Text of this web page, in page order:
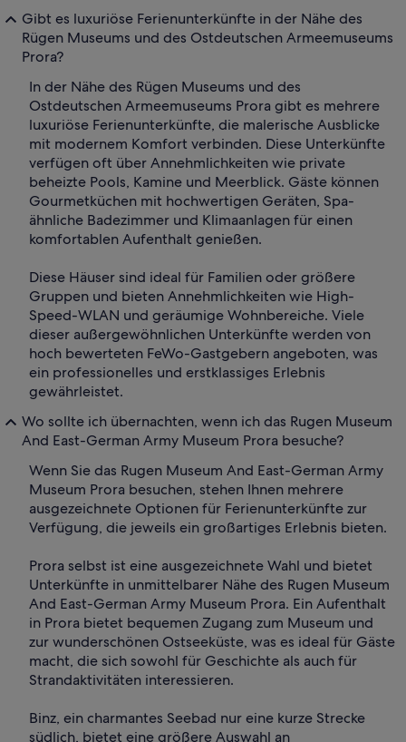
Gibt es luxuriöse Ferienunterkünfte in der Nähe des
Rügen Museums und des Ostdeutschen Armeemuseums
Prora?
In der Nähe des Rügen Museums und des
Ostdeutschen Armeemuseums Prora gibt es mehrere
luxuriöse Ferienunterkünfte, die malerische Ausblicke
mit modernem Komfort verbinden. Diese Unterkünfte
verfügen oft über Annehmlichkeiten wie private
beheizte Pools, Kamine und Meerblick. Gäste können
Gourmetküchen mit hochwertigen Geräten, Spa-
ähnliche Badezimmer und Klimaanlagen für einen
komfortablen Aufenthalt genießen.
Diese Häuser sind ideal für Familien oder größere
Gruppen und bieten Annehmlichkeiten wie High-
Speed-WLAN und geräumige Wohnbereiche. Viele
dieser außergewöhnlichen Unterkünfte werden von
hoch bewerteten FeWo-Gastgebern angeboten, was
ein professionelles und erstklassiges Erlebnis
gewährleistet.
Wo sollte ich übernachten, wenn ich das Rugen Museum
And East-German Army Museum Prora besuche?
Wenn Sie das Rugen Museum And East-German Army
Museum Prora besuchen, stehen Ihnen mehrere
ausgezeichnete Optionen für Ferienunterkünfte zur
Verfügung, die jeweils ein großartiges Erlebnis bieten.
Prora selbst ist eine ausgezeichnete Wahl und bietet
Unterkünfte in unmittelbarer Nähe des Rugen Museum
And East-German Army Museum Prora. Ein Aufenthalt
in Prora bietet bequemen Zugang zum Museum und
zur wunderschönen Ostseeküste, was es ideal für Gäste
macht, die sich sowohl für Geschichte als auch für
Strandaktivitäten interessieren.
Binz, ein charmantes Seebad nur eine kurze Strecke
südlich, bietet eine größere Auswahl an